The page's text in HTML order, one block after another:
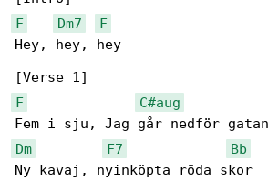
F
Dm7
F
Hey, hey, hey
F
C#aug
Dm
F7
Bb
Ny kavaj, nyinköpta röda skor